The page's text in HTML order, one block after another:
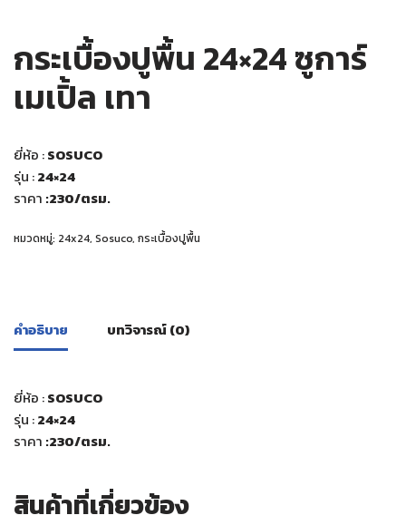
กระเบื้องปูพื้น 24×24 ซูการ์
เมเปิ้ล เทา
ยี่ห้อ :SOSUCO
รุ่น :24×24
ราคา :230/ตรม.
หมวดหมู่: 24x24, Sosuco, กระเบื้องปูพื้น
คำอธิบาย บทวิจารณ์ (0)
ยี่ห้อ :SOSUCO
รุ่น :24×24
ราคา :230/ตรม.
สินค้าที่เกี่ยวข้อง